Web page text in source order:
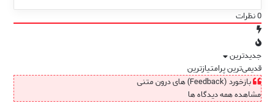
0نظرات
جدیدترین
قدیمی‌ترینپرامتیازترین
بازخورد (Feedback) های درون متنی
مشاهده همه دیدگاه ها